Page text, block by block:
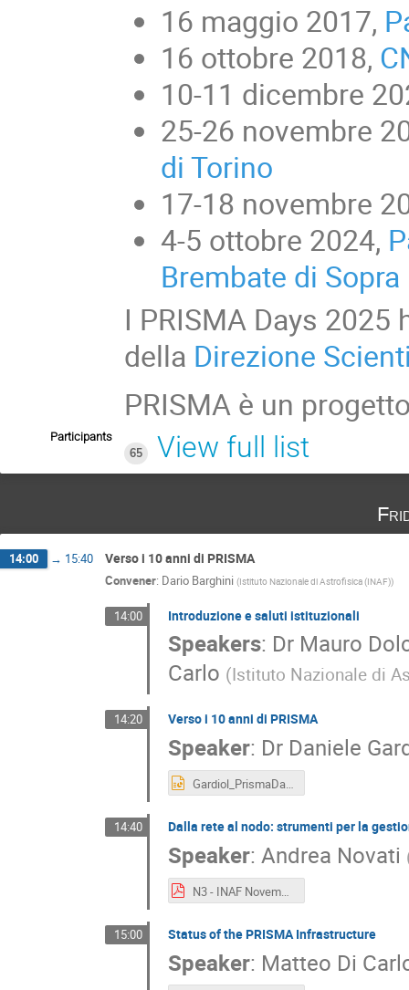
16 maggio 2017,
16 ottobre 2018,
10-11 dicembre
25-26 novembre
di Torino
17-18 novembre
4-5 ottobre 2024,
Brembate di Sopra
I PRISMA Days
della Direzione
PRISMA è un
Participants
65
View full list
14:00 → 15:40 Verso i 10 anni di PRISMA
Convener: Dario Barghini (Istituto Nazionale di Astrofisica (INAF))
14:00 Introduzione e saluti istituzionali
Speakers: Dr Mauro
Carlo (Istituto Nazionale di
14:20 Verso i 10 anni di PRISMA
Speaker: Dr Daniele
Gardiol_PrismaDay2025_Teramo.pptx
14:40 Dalla rete al nodo: strumenti per la
Speaker: Andrea Novati
N3 - INAF Novembre 2025.pdf
15:00 Status of the PRISMA Infrastructure
Speaker: Matteo Di